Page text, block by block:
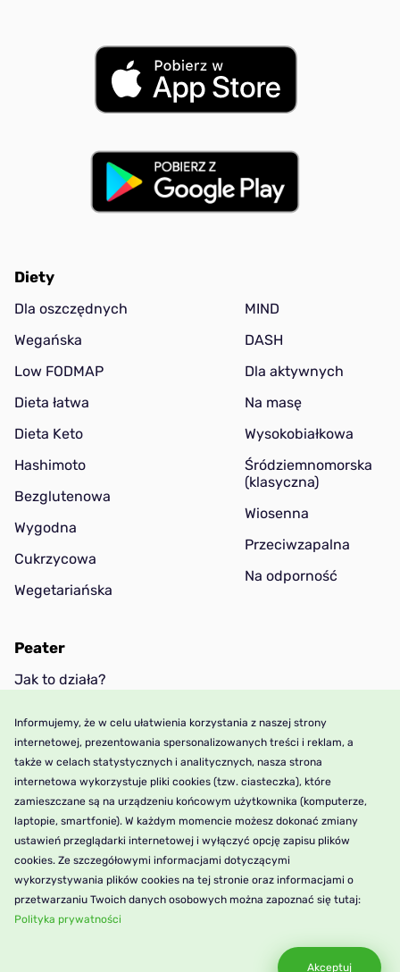
Diety
Dla oszczędnych
Wegańska
Low FODMAP
Dieta łatwa
Dieta Keto
Hashimoto
Bezglutenowa
Wygodna
Cukrzycowa
Wegetariańska
MIND
DASH
Dla aktywnych
Na masę
Wysokobiałkowa
Śródziemnomorska
(klasyczna)
Wiosenna
Przeciwzapalna
Na odporność
Peater
Jak to działa?
Wiedza
Pomoc
Polityka prywatności
Regulamin
Kontakt
FAQ
© 2026 Prawa autorskie peater.net
Informujemy, że w celu ułatwienia korzystania z naszej strony
internetowej, prezentowania spersonalizowanych treści i reklam, a
także w celach statystycznych i analitycznych, nasza strona
internetowa wykorzystuje pliki cookies (tzw. ciasteczka), które
zamieszczane są na urządzeniu końcowym użytkownika (komputerze,
laptopie, smartfonie). W każdym momencie możesz dokonać zmiany
ustawień przeglądarki internetowej i wyłączyć opcję zapisu plików
cookies. Ze szczegółowymi informacjami dotyczącymi
wykorzystywania plików cookies na tej stronie oraz informacjami o
przetwarzaniu Twoich danych osobowych można zapoznać się tutaj:
Polityka prywatności
Akceptuj